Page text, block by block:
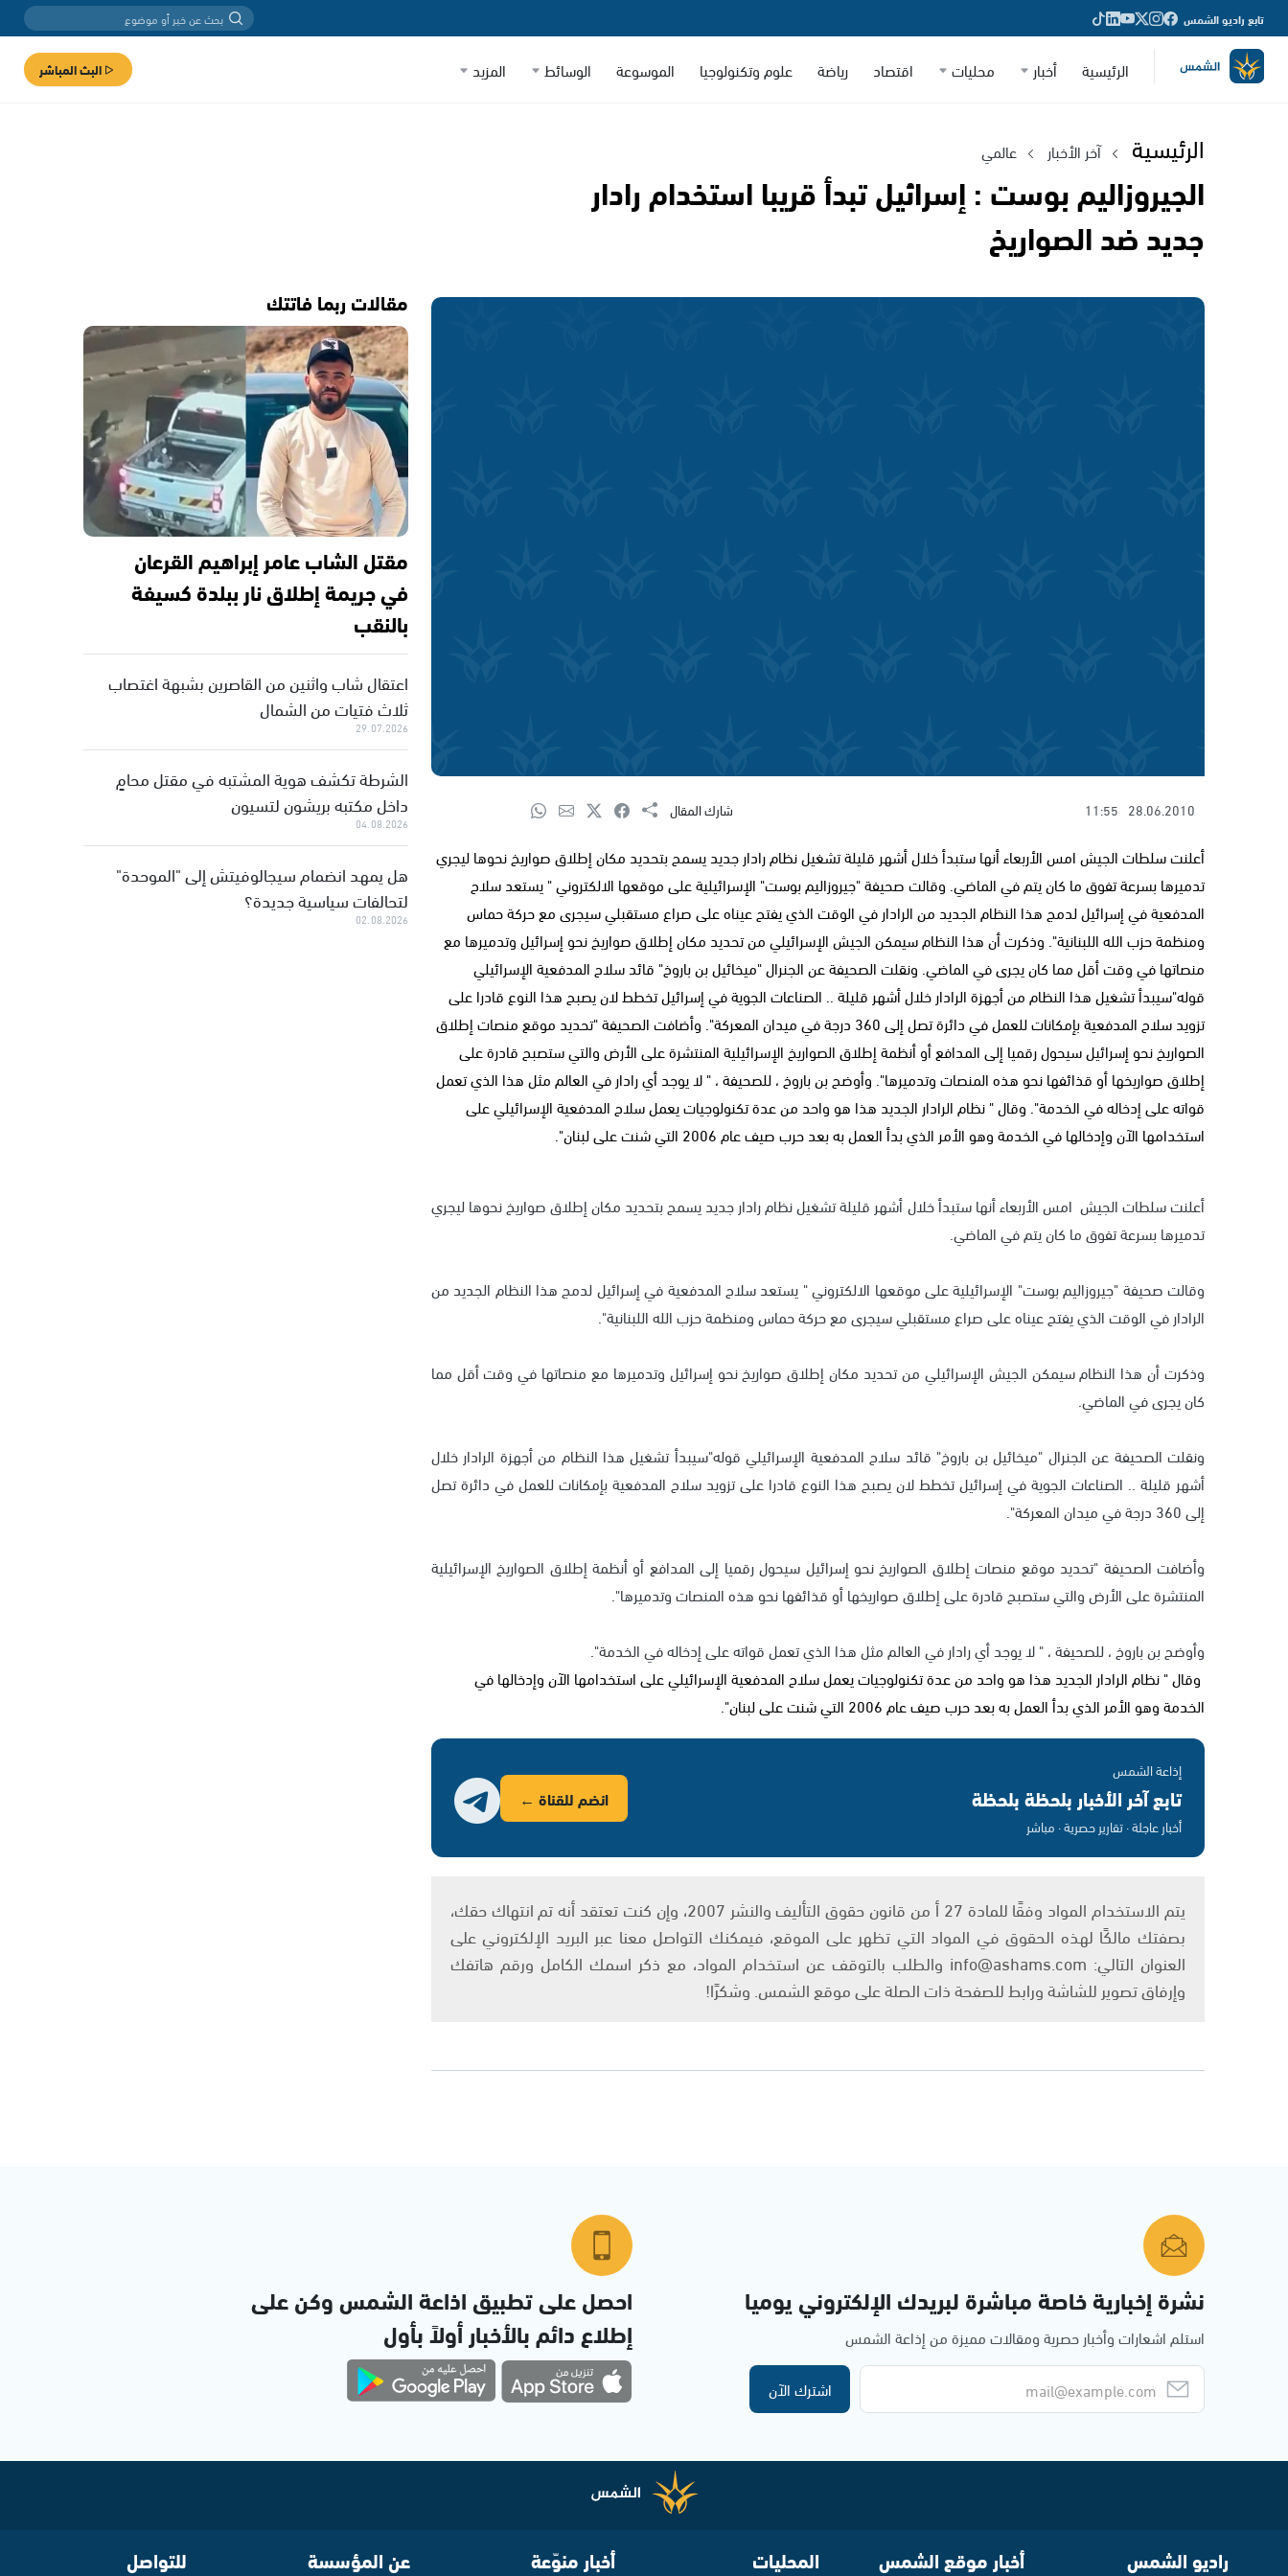
تابع راديو الشمس
الرئيسية أخبار محليات اقتصاد رياضة علوم وتكنولوجيا الموسوعة الوسائط المزيد البث المباشر
الرئيسية آخر الأخبار عالمي
الجيروزاليم بوست : إسرائيل تبدأ قريبا استخدام رادار
جديد ضد الصواريخ
28.06.2010
11:55 شارك المقال
أعلنت سلطات الجيش امس الأربعاء أنها ستبدأ خلال أشهر قليلة تشغيل نظام رادار جديد يسمح بتحديد مكان إطلاق صواريخ نحوها ليجري
تدميرها بسرعة تفوق ما كان يتم في الماضي. وقالت صحيفة "جيروزاليم بوست" الإسرائيلية على موقعها الالكتروني " يستعد سلاح
المدفعية في إسرائيل لدمج هذا النظام الجديد من الرادار في الوقت الذي يفتح عيناه على صراع مستقبلي سيجرى مع حركة حماس
ومنظمة حزب الله اللبنانية". وذكرت أن هذا النظام سيمكن الجيش الإسرائيلي من تحديد مكان إطلاق صواريخ نحو إسرائيل وتدميرها مع
منصاتها في وقت أقل مما كان يجرى في الماضي. ونقلت الصحيفة عن الجنرال "ميخائيل بن باروخ" قائد سلاح المدفعية الإسرائيلي
قوله"سيبدأ تشغيل هذا النظام من أجهزة الرادار خلال أشهر قليلة .. الصناعات الجوية في إسرائيل تخطط لان يصبح هذا النوع قادرا على
تزويد سلاح المدفعية بإمكانات للعمل في دائرة تصل إلى 360 درجة في ميدان المعركة". وأضافت الصحيفة "تحديد موقع منصات إطلاق
الصواريخ نحو إسرائيل سيحول رقميا إلى المدافع أو أنظمة إطلاق الصواريخ الإسرائيلية المنتشرة على الأرض والتي ستصبح قادرة على
إطلاق صواريخها أو قذائفها نحو هذه المنصات وتدميرها". وأوضح بن باروخ ، للصحيفة ، " لا يوجد أي رادار في العالم مثل هذا الذي تعمل
قواته على إدخاله في الخدمة". وقال " نظام الرادار الجديد هذا هو واحد من عدة تكنولوجيات يعمل سلاح المدفعية الإسرائيلي على
استخدامها الآن وإدخالها في الخدمة وهو الأمر الذي بدأ العمل به بعد حرب صيف عام 2006 التي شنت على لبنان".
أعلنت سلطات الجيش امس الأربعاء أنها ستبدأ خلال أشهر قليلة تشغيل نظام رادار جديد يسمح بتحديد مكان إطلاق صواريخ نحوها ليجري
تدميرها بسرعة تفوق ما كان يتم في الماضي.
وقالت صحيفة "جيروزاليم بوست" الإسرائيلية على موقعها الالكتروني " يستعد سلاح المدفعية في إسرائيل لدمج هذا النظام الجديد من
الرادار في الوقت الذي يفتح عيناه على صراع مستقبلي سيجرى مع حركة حماس ومنظمة حزب الله اللبنانية".
وذكرت أن هذا النظام سيمكن الجيش الإسرائيلي من تحديد مكان إطلاق صواريخ نحو إسرائيل وتدميرها مع منصاتها في وقت أقل مما
كان يجرى في الماضي.
ونقلت الصحيفة عن الجنرال "ميخائيل بن باروخ" قائد سلاح المدفعية الإسرائيلي قوله"سيبدأ تشغيل هذا النظام من أجهزة الرادار خلال
أشهر قليلة .. الصناعات الجوية في إسرائيل تخطط لان يصبح هذا النوع قادرا على تزويد سلاح المدفعية بإمكانات للعمل في دائرة تصل
إلى 360 درجة في ميدان المعركة".
وأضافت الصحيفة "تحديد موقع منصات إطلاق الصواريخ نحو إسرائيل سيحول رقميا إلى المدافع أو أنظمة إطلاق الصواريخ الإسرائيلية
المنتشرة على الأرض والتي ستصبح قادرة على إطلاق صواريخها أو قذائفها نحو هذه المنصات وتدميرها".
وأوضح بن باروخ ، للصحيفة ، " لا يوجد أي رادار في العالم مثل هذا الذي تعمل قواته على إدخاله في الخدمة".
وقال " نظام الرادار الجديد هذا هو واحد من عدة تكنولوجيات يعمل سلاح المدفعية الإسرائيلي على استخدامها الآن وإدخالها في
الخدمة وهو الأمر الذي بدأ العمل به بعد حرب صيف عام 2006 التي شنت على لبنان".
إذاعة الشمس
تابع آخر الأخبار بلحظة بلحظة
أخبار عاجلة · تقارير حصرية · مباشر
انضم للقناة ←
يتم الاستخدام المواد وفقًا للمادة 27 أ من قانون حقوق التأليف والنشر 2007، وإن كنت تعتقد أنه تم انتهاك حقك،
بصفتك مالكًا لهذه الحقوق في المواد التي تظهر على الموقع، فيمكنك التواصل معنا عبر البريد الإلكتروني على
العنوان التالي: info@ashams.com والطلب بالتوقف عن استخدام المواد، مع ذكر اسمك الكامل ورقم هاتفك
وإرفاق تصوير للشاشة ورابط للصفحة ذات الصلة على موقع الشمس. وشكرًا!
مقالات ربما فاتتك
مقتل الشاب عامر إبراهيم القرعان
في جريمة إطلاق نار ببلدة كسيفة
بالنقب
اعتقال شاب واثنين من القاصرين بشبهة اغتصاب
ثلاث فتيات من الشمال
29.07.2026
الشرطة تكشف هوية المشتبه في مقتل محامٍ
داخل مكتبه بريشون لتسيون
04.08.2026
هل يمهد انضمام سيجالوفيتش إلى "الموحدة"
لتحالفات سياسية جديدة؟
02.08.2026
نشرة إخبارية خاصة مباشرة لبريدك الإلكتروني يوميا
استلم اشعارات وأخبار حصرية ومقالات مميزة من إذاعة الشمس
اشترك الآن
احصل على تطبيق اذاعة الشمس وكن على
إطلاع دائم بالأخبار أولاً بأول
راديو الشمس أخبار موقع الشمس المحليات أخبار منوّعة عن المؤسسة للتواصل